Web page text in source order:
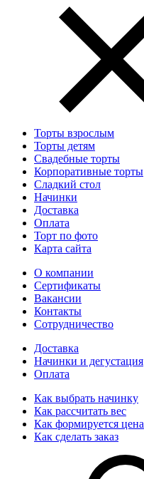
Торты взрослым
Торты детям
Свадебные торты
Корпоративные торты
Сладкий стол
Начинки
Доставка
Оплата
Торт по фото
Карта сайта
О компании
Сертификаты
Вакансии
Контакты
Сотрудничество
Доставка
Начинки и дегустация
Оплата
Как выбрать начинку
Как рассчитать вес
Как формируется цена
Как сделать заказ